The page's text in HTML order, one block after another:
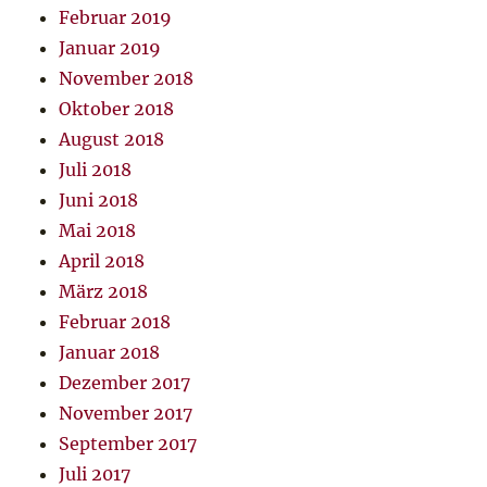
Februar 2019
Januar 2019
November 2018
Oktober 2018
August 2018
Juli 2018
Juni 2018
Mai 2018
April 2018
März 2018
Februar 2018
Januar 2018
Dezember 2017
November 2017
September 2017
Juli 2017